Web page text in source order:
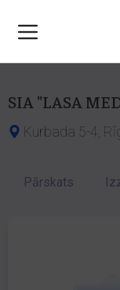
SIA "LASA
Kurbada 5-4,
Pārskats